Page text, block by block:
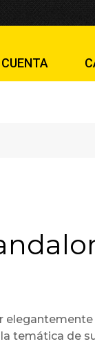
temática de